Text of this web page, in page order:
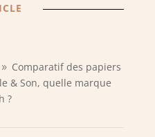
9 Comparatif des papiers
& Son, quelle marque
?